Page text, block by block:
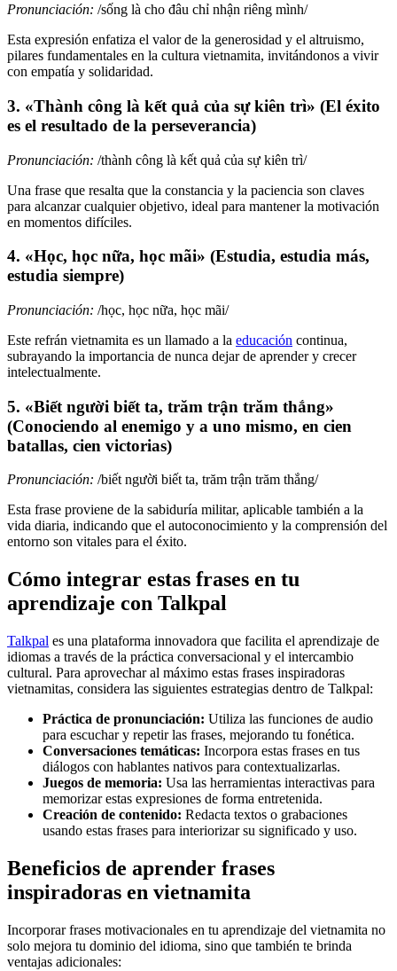
Pronunciación: /sống là cho đâu chỉ nhận riêng mình/
Esta expresión enfatiza el valor de la generosidad y el altruismo,
pilares fundamentales en la cultura vietnamita, invitándonos a vivir
con empatía y solidaridad.
3. «Thành công là kết quả của sự kiên trì» (El éxito
es el resultado de la perseverancia)
Pronunciación: /thành công là kết quả của sự kiên trì/
Una frase que resalta que la constancia y la paciencia son claves
para alcanzar cualquier objetivo, ideal para mantener la motivación
en momentos difíciles.
4. «Học, học nữa, học mãi» (Estudia, estudia más,
estudia siempre)
Pronunciación: /học, học nữa, học mãi/
Este refrán vietnamita es un llamado a la educación continua,
subrayando la importancia de nunca dejar de aprender y crecer
intelectualmente.
5. «Biết người biết ta, trăm trận trăm thắng»
(Conociendo al enemigo y a uno mismo, en cien
batallas, cien victorias)
Pronunciación: /biết người biết ta, trăm trận trăm thắng/
Esta frase proviene de la sabiduría militar, aplicable también a la
vida diaria, indicando que el autoconocimiento y la comprensión del
entorno son vitales para el éxito.
Cómo integrar estas frases en tu
aprendizaje con Talkpal
Talkpal es una plataforma innovadora que facilita el aprendizaje de
idiomas a través de la práctica conversacional y el intercambio
cultural. Para aprovechar al máximo estas frases inspiradoras
vietnamitas, considera las siguientes estrategias dentro de Talkpal:
Práctica de pronunciación: Utiliza las funciones de audio
para escuchar y repetir las frases, mejorando tu fonética.
Conversaciones temáticas: Incorpora estas frases en tus
diálogos con hablantes nativos para contextualizarlas.
Juegos de memoria: Usa las herramientas interactivas para
memorizar estas expresiones de forma entretenida.
Creación de contenido: Redacta textos o grabaciones
usando estas frases para interiorizar su significado y uso.
Beneficios de aprender frases
inspiradoras en vietnamita
Incorporar frases motivacionales en tu aprendizaje del vietnamita no
solo mejora tu dominio del idioma, sino que también te brinda
ventajas adicionales: